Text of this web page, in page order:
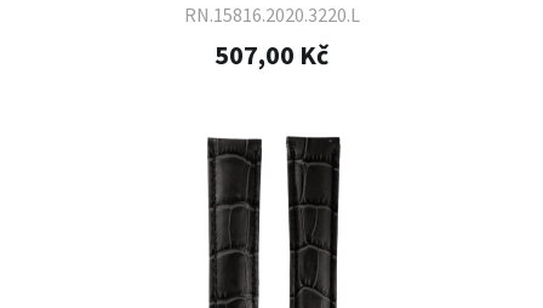
RN.15816.2020.3220.L
507,00 Kč